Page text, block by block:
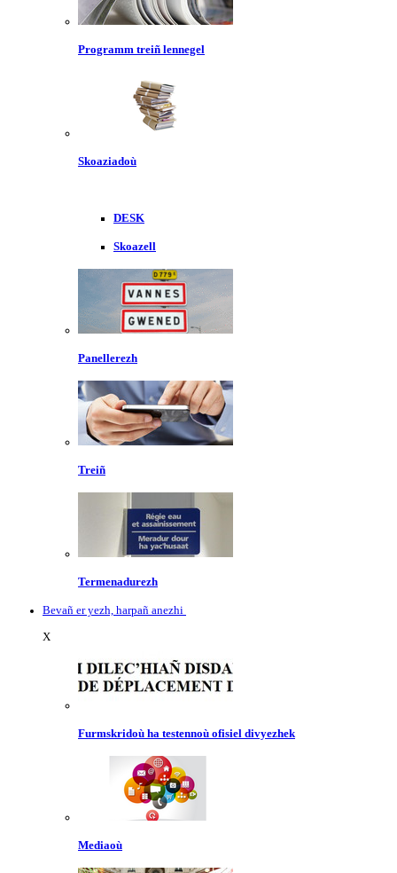
Programm treiñ lennegel
Skoaziadoù
DESK
Skoazell
Panellerezh
Treiñ
Termenadurezh
Bevañ er yezh, harpañ anezhi
X
Furmskridoù ha testennoù ofisiel divyezhek
Mediaoù